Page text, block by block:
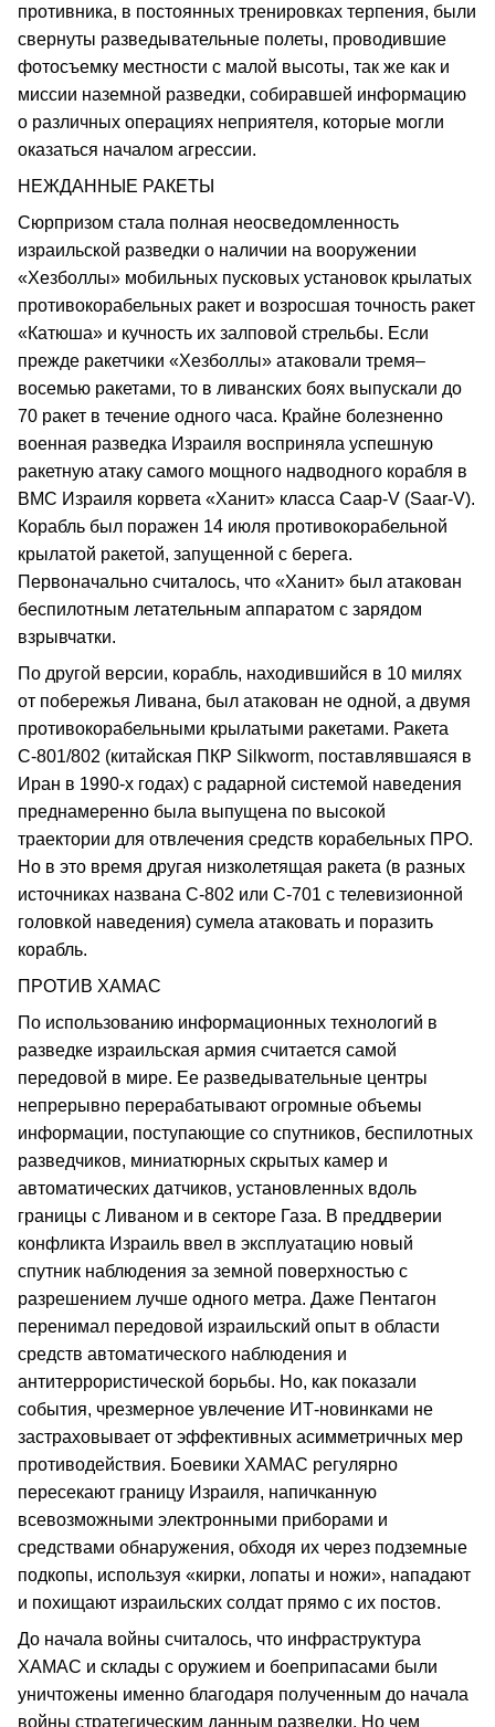
противника, в постоянных тренировках терпения, были
свернуты разведывательные полеты, проводившие
фотосъемку местности с малой высоты, так же как и
миссии наземной разведки, собиравшей информацию
о различных операциях неприятеля, которые могли
оказаться началом агрессии.
НЕЖДАННЫЕ РАКЕТЫ
Сюрпризом стала полная неосведомленность
израильской разведки о наличии на вооружении
«Хезболлы» мобильных пусковых установок крылатых
противокорабельных ракет и возросшая точность ракет
«Катюша» и кучность их залповой стрельбы. Если
прежде ракетчики «Хезболлы» атаковали тремя–
восемью ракетами, то в ливанских боях выпускали до
70 ракет в течение одного часа. Крайне болезненно
военная разведка Израиля восприняла успешную
ракетную атаку самого мощного надводного корабля в
ВМС Израиля корвета «Ханит» класса Саар-V (Saar-V).
Корабль был поражен 14 июля противокорабельной
крылатой ракетой, запущенной с берега.
Первоначально считалось, что «Ханит» был атакован
беспилотным летательным аппаратом с зарядом
взрывчатки.
По другой версии, корабль, находившийся в 10 милях
от побережья Ливана, был атакован не одной, а двумя
противокорабельными крылатыми ракетами. Ракета
С-801/802 (китайская ПКР Silkworm, поставлявшаяся в
Иран в 1990-х годах) с радарной системой наведения
преднамеренно была выпущена по высокой
траектории для отвлечения средств корабельных ПРО.
Но в это время другая низколетящая ракета (в разных
источниках названа С-802 или C-701 с телевизионной
головкой наведения) сумела атаковать и поразить
корабль.
ПРОТИВ ХАМАС
По использованию информационных технологий в
разведке израильская армия считается самой
передовой в мире. Ее разведывательные центры
непрерывно перерабатывают огромные объемы
информации, поступающие со спутников, беспилотных
разведчиков, миниатюрных скрытых камер и
автоматических датчиков, установленных вдоль
границы с Ливаном и в секторе Газа. В преддверии
конфликта Израиль ввел в эксплуатацию новый
спутник наблюдения за земной поверхностью с
разрешением лучше одного метра. Даже Пентагон
перенимал передовой израильский опыт в области
средств автоматического наблюдения и
антитеррористической борьбы. Но, как показали
события, чрезмерное увлечение ИТ-новинками не
застраховывает от эффективных асимметричных мер
противодействия. Боевики ХАМАС регулярно
пересекают границу Израиля, напичканную
всевозможными электронными приборами и
средствами обнаружения, обходя их через подземные
подкопы, используя «кирки, лопаты и ножи», нападают
и похищают израильских солдат прямо с их постов.
До начала войны считалось, что инфраструктура
ХАМАС и склады с оружием и боеприпасами были
уничтожены именно благодаря полученным до начала
войны стратегическим данным разведки. Но чем